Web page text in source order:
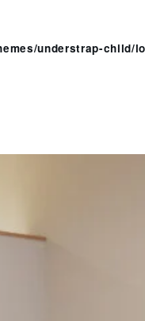
understrap-child/